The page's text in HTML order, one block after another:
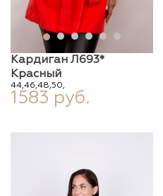
Кардиган Л693*
Красный
44,46,48,50,
1583 руб.